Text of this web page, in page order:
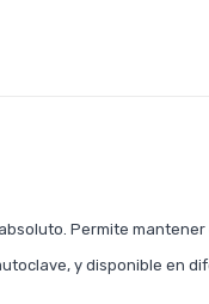
Permite
y disponible en